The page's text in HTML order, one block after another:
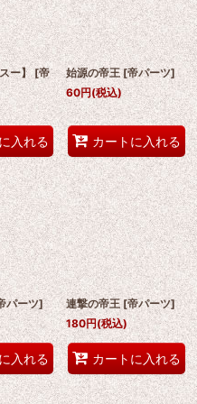
ー】 [帝
入れる
始源の帝王 [帝パーツ]
60円(税込)
カートに入れる
パーツ]
入れる
連撃の帝王 [帝パーツ]
180円(税込)
カートに入れる